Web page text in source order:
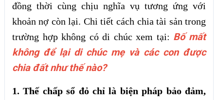
đồng thời cùng chịu nghĩa vụ tương ứng với
khoản nợ còn lại. Chi tiết cách chia tài sản trong
trường hợp không có di chúc xem tại: Bố mất
không để lại di chúc mẹ và các con được
chia đất như thế nào?
1. Thế chấp sổ đỏ chỉ là biện pháp bảo đảm,